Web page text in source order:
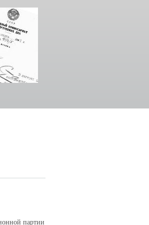
партии